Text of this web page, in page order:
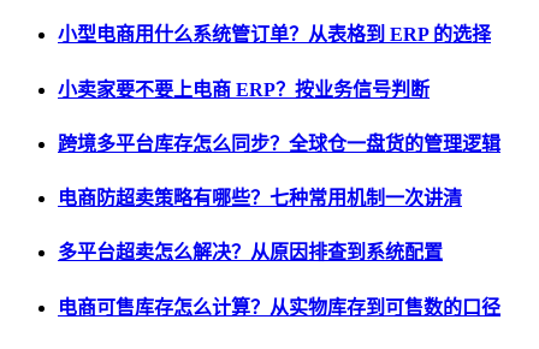
小型电商用什么系统管订单？从表格到 ERP 的选择
小卖家要不要上电商 ERP？按业务信号判断
跨境多平台库存怎么同步？全球仓一盘货的管理逻辑
电商防超卖策略有哪些？七种常用机制一次讲清
多平台超卖怎么解决？从原因排查到系统配置
电商可售库存怎么计算？从实物库存到可售数的口径